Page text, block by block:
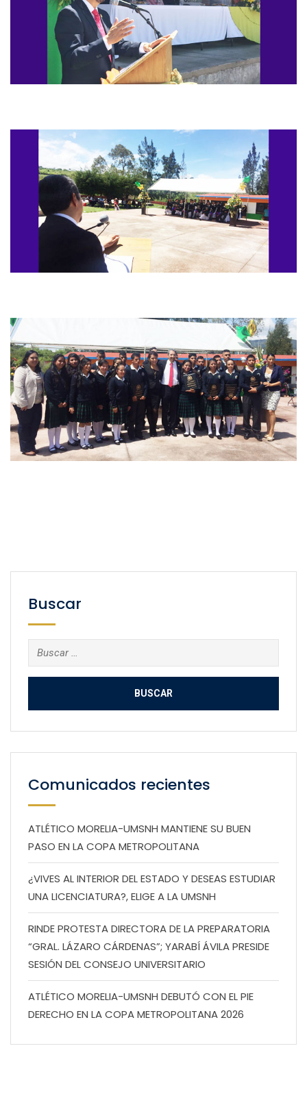
Buscar
Buscar:
Comunicados recientes
ATLÉTICO MORELIA-UMSNH MANTIENE SU BUEN
PASO EN LA COPA METROPOLITANA
¿VIVES AL INTERIOR DEL ESTADO Y DESEAS ESTUDIAR
UNA LICENCIATURA?, ELIGE A LA UMSNH
RINDE PROTESTA DIRECTORA DE LA PREPARATORIA
“GRAL. LÁZARO CÁRDENAS”; YARABÍ ÁVILA PRESIDE
SESIÓN DEL CONSEJO UNIVERSITARIO
ATLÉTICO MORELIA-UMSNH DEBUTÓ CON EL PIE
DERECHO EN LA COPA METROPOLITANA 2026